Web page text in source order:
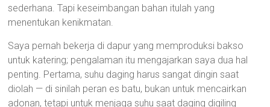
sederhana. Tapi keseimbangan bahan itulah yang
menentukan kenikmatan.
Saya pernah bekerja di dapur yang memproduksi bakso
untuk katering; pengalaman itu mengajarkan saya dua hal
penting. Pertama, suhu daging harus sangat dingin saat
diolah — di sinilah peran es batu, bukan untuk mencairkan
adonan, tetapi untuk menjaga suhu saat daging digiling